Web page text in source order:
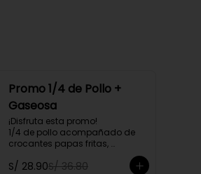
Promo 1/4 de Pollo +
Gaseosa
¡Disfruta esta promo!
1/4 de pollo acompañado de
crocantes papas fritas,
ensalada personal y gratis una
gaseosa de 500ml.
S/ 28.90S/ 36.80